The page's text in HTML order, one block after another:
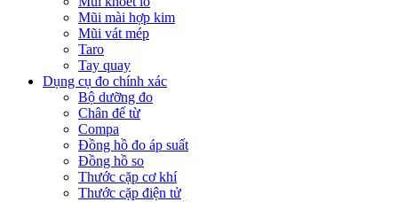
Mũi mài hợp kim
Mũi vát mép
Taro
Tay quay
Dụng cụ đo chính xác
Bộ dưỡng đo
Chân đế từ
Compa
Đồng hồ đo áp suất
Đồng hồ so
Thước cặp cơ khí
Thước cặp điện tử